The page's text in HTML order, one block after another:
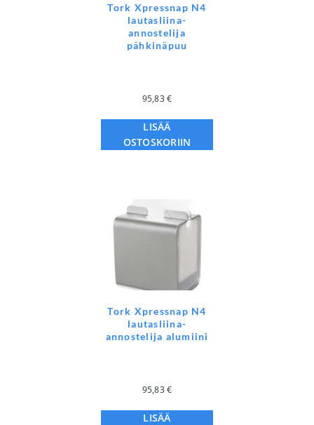
Tork Xpressnap N4
lautasliina-
annostelija
pähkinäpuu
95,83€
LISÄÄ
OSTOSKORIIN
Tork Xpressnap N4
lautasliina-
annostelija alumiini
95,83€
LISÄÄ